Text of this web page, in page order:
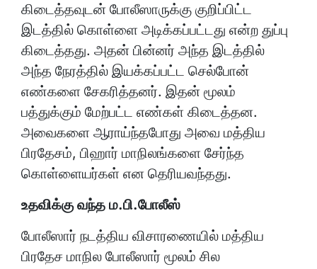
கிடைத்தவுடன் போலீஸாருக்கு குறிப்பிட்ட
இடத்தில் கொள்ளை அடிக்கப்பட்டது என்ற துப்பு
கிடைத்தது. அதன் பின்னர் அந்த இடத்தில்
அந்த நேரத்தில் இயக்கப்பட்ட செல்போன்
எண்களை சேகரித்தனர். இதன் மூலம்
பத்துக்கும் மேற்பட்ட எண்கள் கிடைத்தன.
அவைகளை ஆராய்ந்தபோது அவை மத்திய
பிரதேசம், பிஹார் மாநிலங்களை சேர்ந்த
கொள்ளையர்கள் என தெரியவந்தது.
உதவிக்கு வந்த ம.பி.போலீஸ்
போலீஸார் நடத்திய விசாரணையில் மத்திய
பிரதேச மாநில போலீஸார் மூலம் சில